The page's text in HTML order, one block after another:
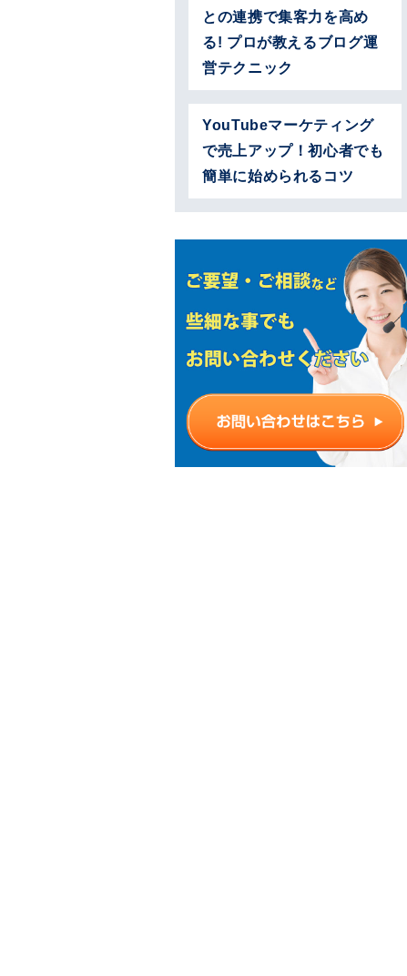
との連携で集客力を高め
る! プロが教えるブログ運
営テクニック
YouTubeマーケティング
で売上アップ！初心者でも
簡単に始められるコツ